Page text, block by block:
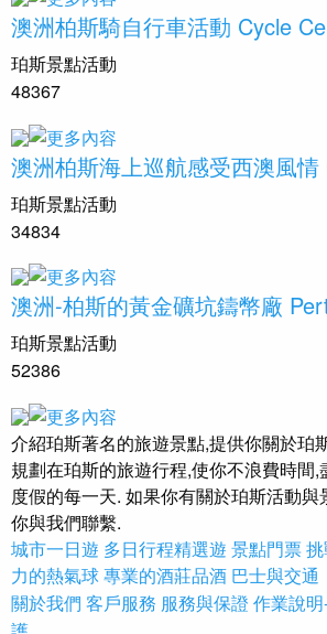
澳洲柏斯騎自行車活動 Cycle
珀斯景點活動
48367
澳洲柏斯海上巡航感受西澳風情
珀斯景點活動
34834
澳洲-柏斯的黃金礦坑鑄幣廠
珀斯景點活動
52386
介紹珀斯著名的旅遊景點,提供你關於珀
規劃在珀斯的旅遊行程,使你不浪費時間
度假的每一天. 如果你有關於珀斯活動與
你與我們聯繫.
城市一日遊 多日行程精選遊 景點門票
力的熱氣球專業的酒莊品酒 巴士與交通
關於我們 客戶服務 服務與保證 作業說